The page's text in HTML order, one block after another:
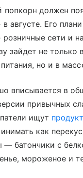
попкорн должен
августе. Его
сети и
зайдет не только
но и в
вписывается в
привычных
ищут
как
— батончики с
мороженое и